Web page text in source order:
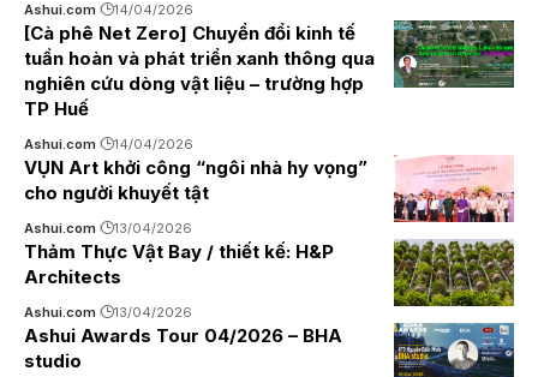
Ashui.com 14/04/2026
[Cà phê Net Zero] Chuyển đổi kinh tế
tuần hoàn và phát triển xanh thông qua
nghiên cứu dòng vật liệu – trường hợp
TP Huế
Ashui.com 14/04/2026
VỤN Art khởi công “ngôi nhà hy vọng”
cho người khuyết tật
Ashui.com 13/04/2026
Thảm Thực Vật Bay / thiết kế: H&P
Architects
Ashui.com 13/04/2026
Ashui Awards Tour 04/2026 – BHA
studio